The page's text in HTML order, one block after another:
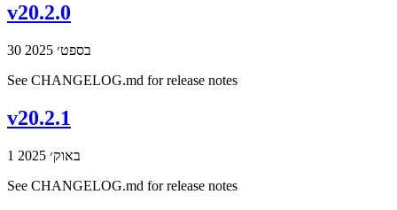
v20.2.0
30 בספט׳ 2025
See CHANGELOG.md for release notes
v20.2.1
1 באוק׳ 2025
See CHANGELOG.md for release notes